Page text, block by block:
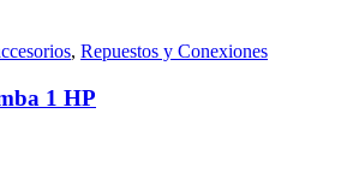
, Repuestos y Conexiones
1 HP